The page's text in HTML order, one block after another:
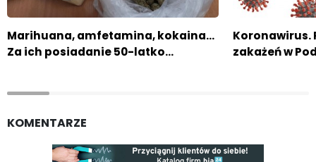
Marihuana, amfetamina, kokaina...
Za ich posiadanie 50-latko…
Koronawirus.
zakażeń w
KOMENTARZE